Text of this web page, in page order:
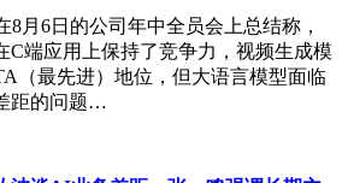
8月6日的公司年中全员会上总结称，
C端应用上保持了竞争力，视频生成模
（最先进）地位，但大语言模型面临
距的问题…